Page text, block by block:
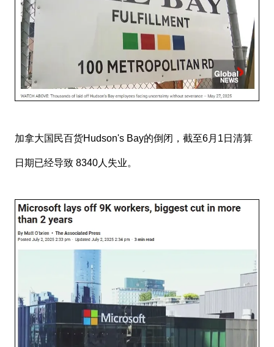
加拿大国民百货Hudson's Bay的倒闭，截至6月1日清算
日期已经导致 8340人失业。